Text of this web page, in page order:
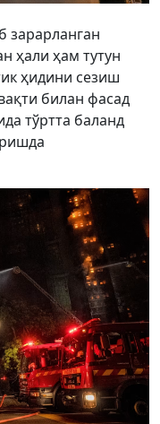
зарарланган
ҳали ҳам тутун
ҳидини сезиш
билан фасад
тўртта баланд